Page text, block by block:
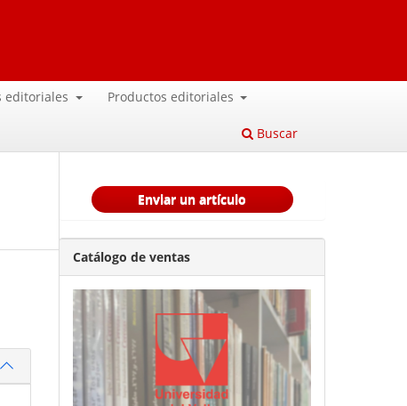
editoriales Productos editoriales
Buscar
Enviar un artículo
Catálogo de ventas